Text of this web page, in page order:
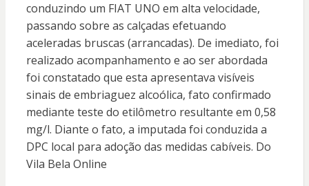
conduzindo um FIAT UNO em alta velocidade,
passando sobre as calçadas efetuando
aceleradas bruscas (arrancadas). De imediato, foi
realizado acompanhamento e ao ser abordada
foi constatado que esta apresentava visíveis
sinais de embriaguez alcoólica, fato confirmado
mediante teste do etilômetro resultante em 0,58
mg/l. Diante o fato, a imputada foi conduzida a
DPC local para adoção das medidas cabíveis. Do
Vila Bela Online